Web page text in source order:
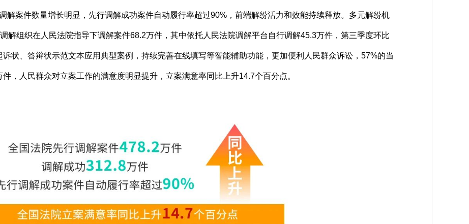
解案件数量增长明显，先行调解成功案件自动履行率超过90%，前端解纷活力和效能持续释放。多元解纷机
解组织在人民法院指导下调解案件68.2万件，其中依托人民法院调解平台自行调解45.3万件，第三季度环比
状、答辩状示范文本应用典型案例，持续完善在线填写等智能辅助功能，更加便利人民群众诉讼，57%的当
，人民群众对立案工作的满意度明显提升，立案满意率同比上升14.7个百分点。